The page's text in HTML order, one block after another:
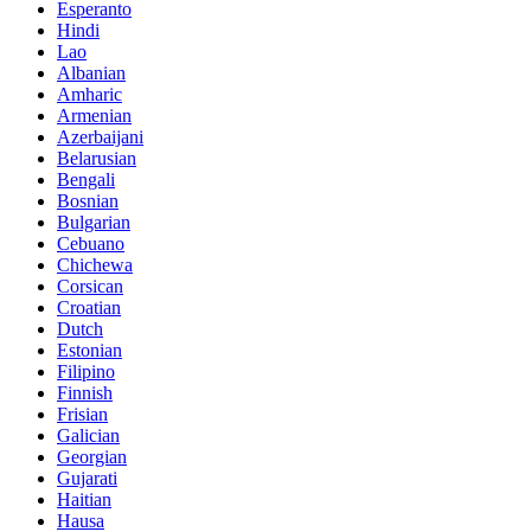
Esperanto
Hindi
Lao
Albanian
Amharic
Armenian
Azerbaijani
Belarusian
Bengali
Bosnian
Bulgarian
Cebuano
Chichewa
Corsican
Croatian
Dutch
Estonian
Filipino
Finnish
Frisian
Galician
Georgian
Gujarati
Haitian
Hausa